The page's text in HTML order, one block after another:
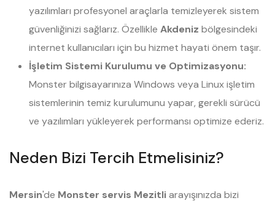
yazılımları profesyonel araçlarla temizleyerek sistem
güvenliğinizi sağlarız. Özellikle Akdeniz bölgesindeki
internet kullanıcıları için bu hizmet hayati önem taşır.
İşletim Sistemi Kurulumu ve Optimizasyonu:
Monster bilgisayarınıza Windows veya Linux işletim
sistemlerinin temiz kurulumunu yapar, gerekli sürücü
ve yazılımları yükleyerek performansı optimize ederiz.
Neden Bizi Tercih Etmelisiniz?
Mersin'de Monster servis Mezitliarayışınızda bizi